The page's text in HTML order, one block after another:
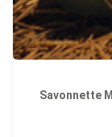
Savonnette